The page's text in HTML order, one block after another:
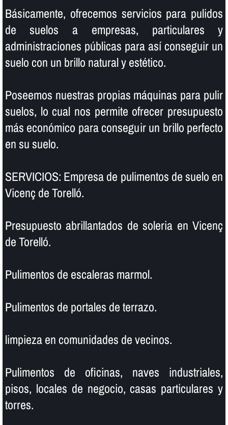
Básicamente, ofrecemos servicios para pulidos
de suelos a empresas, particulares y
administraciones públicas para así­ conseguir un
suelo con un brillo natural y estético.
Poseemos nuestras propias máquinas para pulir
suelos, lo cual nos permite ofrecer presupuesto
más económico para conseguir un brillo perfecto
en su suelo.
SERVICIOS: Empresa de pulimentos de suelo en
Vicenç de Torelló.
Presupuesto abrillantados de soleria en Vicenç
de Torelló.
Pulimentos de escaleras marmol.
Pulimentos de portales de terrazo.
limpieza en comunidades de vecinos.
Pulimentos de oficinas, naves industriales,
pisos, locales de negocio, casas particulares y
torres.